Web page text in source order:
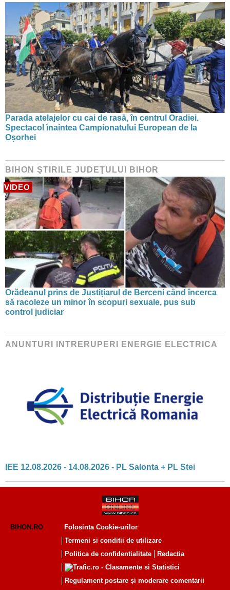
Parada atelajelor cu cai de rasă, în centrul Oradiei.
Spectacol înaintea Campionatului European de la
Oșorhei
BIHON ŞTIRILE JUDEŢULUI BIHOR
VIDEO
Orădeanul prins de Justițiarul de Berceni când încerca
să racoleze un minor în scopuri sexuale, pus sub
control judiciar
ANUNTURI INTRERUPERI ENERGIE ELECTRICA
IEE 12.08.2026 - 14.08.2026 - PL Salonta + PL Stei
BIHON.RO
Folosinta Cookie-urilor
Termeni si conditii de utilizare
Politica de confidentialitate
Redactia
Regulament postare și moderare comentarii